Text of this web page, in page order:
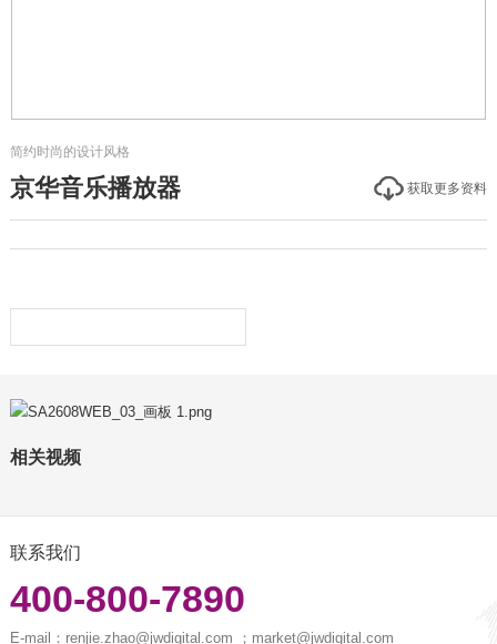
简约时尚的设计风格
京华音乐播放器 获取更多资料
相关视频
联系我们
400-800-7890
E-mail： renjie.zhao@jwdigital.com ；market@jwdigital.com